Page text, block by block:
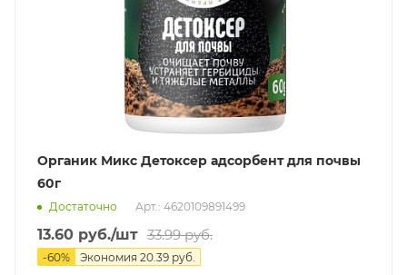
Органик Микс Детоксер адсорбент для почвы
60г
Достаточно Арт.: 4620109891499
13.60 руб./шт 33.99руб.
-60% Экономия 20.39 руб.